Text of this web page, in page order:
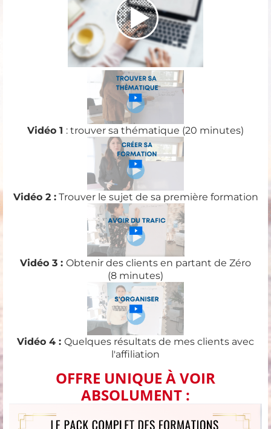
Vidéo 1 : trouver sa thématique (20 minutes)
Vidéo 2 :Trouver le sujet de sa première formation
Vidéo 3 : Obtenir des clients en partant de Zéro
(8 minutes)
Vidéo 4 : Quelques résultats de mes clients avec
l'affiliation
OFFRE UNIQUE À VOIR
ABSOLUMENT :